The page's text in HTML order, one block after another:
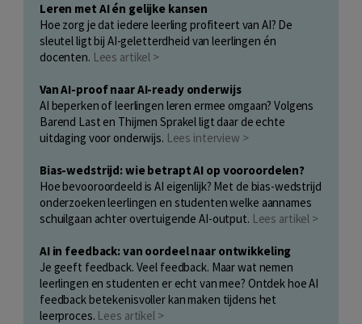
Leren met AI én gelijke kansen
Hoe zorg je dat iedere leerling profiteert van AI? De
sleutel ligt bij AI-geletterdheid van leerlingen én
docenten. Lees artikel >
Van AI-proof naar AI-ready onderwijs
AI beperken of leerlingen leren ermee omgaan? Volgens
Barend Last en Thijmen Sprakel ligt daar de echte
uitdaging voor onderwijs. Lees interview >
Bias-wedstrijd: wie betrapt AI op vooroordelen?
Hoe bevooroordeeld is AI eigenlijk? Met de bias-wedstrijd
onderzoeken leerlingen en studenten welke aannames
schuilgaan achter overtuigende AI-output. Lees artikel >
AI in feedback: van oordeel naar ontwikkeling
Je geeft feedback. Veel feedback. Maar wat nemen
leerlingen en studenten er echt van mee? Ontdek hoe AI
feedback betekenisvoller kan maken tijdens het
leerproces. Lees artikel >